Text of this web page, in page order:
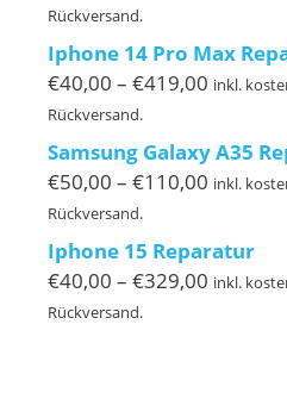
bis
€299,00
Rückversand.
Iphone 14 Pro Max
€40,00 – €419,00
bis
€419,00
inkl.
Rückversand.
Samsung Galaxy A35
€50,00 – €110,00
bis
€110,00
inkl.
Rückversand.
Iphone 15 Reparatur
€40,00 – €329,00 inkl.
Rückversand.